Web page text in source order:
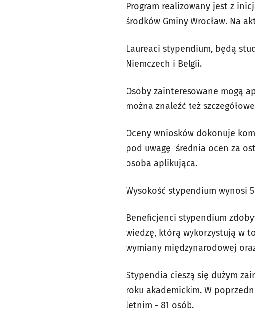
Program realizowany jest z
środków Gminy Wrocław. Na
Laureaci stypendium, będą
Niemczech i Belgii.
Osoby zainteresowane mogą
można znaleźć też
Oceny wniosków dokonuje
pod uwagę średnia ocen za
osoba aplikująca.
Wysokość stypendium wynosi
Beneficjenci stypendium
wiedzę, którą wykorzystują w
wymiany międzynarodowej
Stypendia cieszą się dużym
roku akademickim. W
letnim - 81 osób.